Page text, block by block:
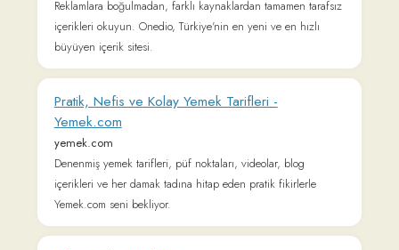
gazete haberlerine https://www.birgun.net'den
ulaşabilirsiniz.
Evrensel.net - Emeğin sesi, gerçeğin habercisi
www.evrensel.net
Evrensel Gazetesi - Son dakika haberleri, köşe yazıları, canlı
yayınlar ve video haberlerle gündemi takip edin!
Dünya Gazetesi - Ekonomi, Finans ve İş Dünyası
Haberleri
www.dunya.com
Türkiye ve dünya ekonomisinden son dakika haberleri, piyasa